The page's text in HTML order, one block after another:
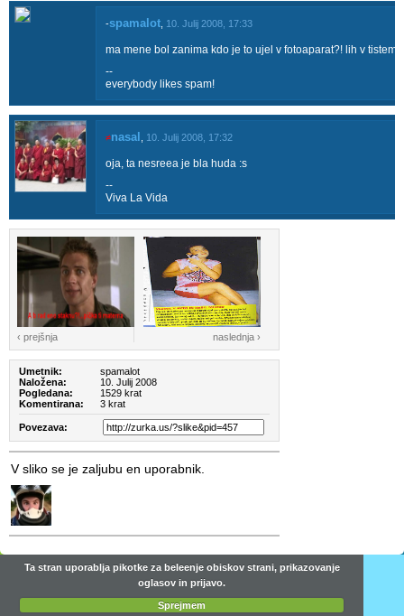
-spamalot 10. Julij 2008, 17:33
ma mene bol zanima kdo je to ujel v fotoaparat?! lih v tistem
--
everybody likes spam!
≠nasal 10. Julij 2008, 17:32
oja, ta nesreea je bla huda :s
--
Viva La Vida
‹ prejšnja naslednja ›
Umetnik:
spamalot
Naložena:
10. Julij 2008
Pogledana:
1529 krat
Komentirana:
3 krat
Povezava:
V sliko se je zaljubu en uporabnik.
Ta stran uporablja pikotke za beleenje obiskov strani, prikazovanje
oglasov in prijavo.
Sprejmem